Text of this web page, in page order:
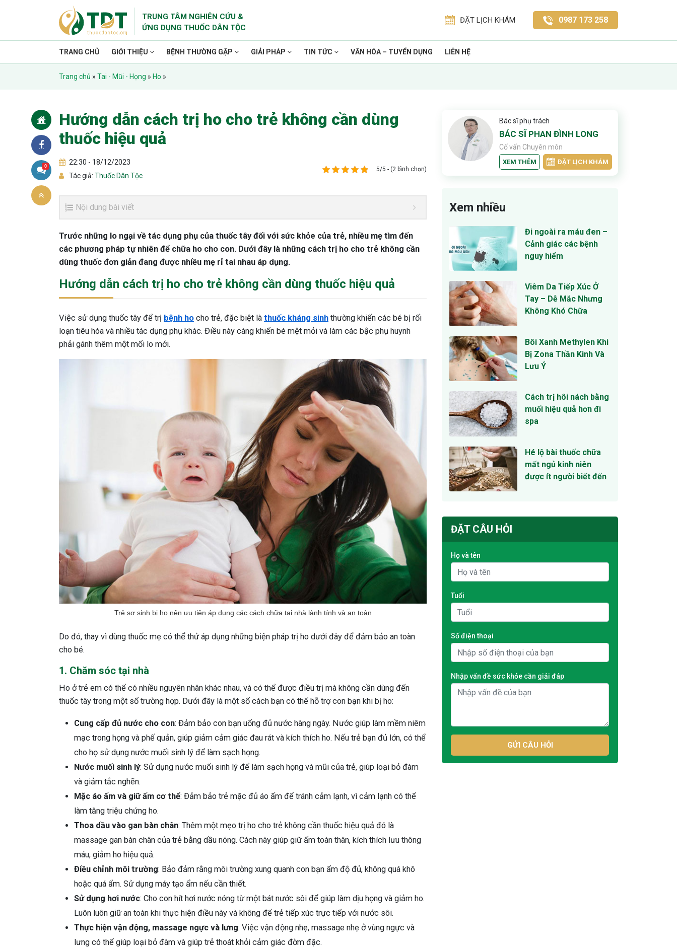
TRUNG TÂM NGHIÊN CỨU &
ỨNG DỤNG THUỐC DÂN TỘC
ĐẶT LỊCH KHÁM 0987 173 258
TRANG CHỦ GIỚI THIỆU BỆNH THƯỜNG GẶP GIẢI PHÁP TIN TỨC VĂN HÓA – TUYỂN DỤNG LIÊN HỆ
Trang chủ » Tai - Mũi - Họng » Ho »
Hướng dẫn cách trị ho cho trẻ không cần dùng
thuốc hiệu quả
22:30 - 18/12/2023
Tác giả: Thuốc Dân Tộc
5/5 - (2 bình chọn)
0
Nội dung bài viết
Trước những lo ngại về tác dụng phụ của thuốc tây đối với sức khỏe của trẻ, nhiều mẹ tìm đến
các phương pháp tự nhiên để chữa ho cho con. Dưới đây là những cách trị ho cho trẻ không cần
dùng thuốc đơn giản đang được nhiều mẹ rỉ tai nhau áp dụng.
Hướng dẫn cách trị ho cho trẻ không cần dùng thuốc hiệu quả
Việc sử dụng thuốc tây để trị bệnh ho cho trẻ, đặc biệt là thuốc kháng sinh thường khiến các bé bị rối
loạn tiêu hóa và nhiều tác dụng phụ khác. Điều này càng khiến bé mệt mỏi và làm các bậc phụ huynh
phải gánh thêm một mối lo mới.
Trẻ sơ sinh bị ho nên ưu tiên áp dụng các cách chữa tại nhà lành tính và an toàn
Do đó, thay vì dùng thuốc mẹ có thể thử áp dụng những biện pháp trị ho dưới đây để đảm bảo an toàn
cho bé.
1. Chăm sóc tại nhà
Ho ở trẻ em có thể có nhiều nguyên nhân khác nhau, và có thể được điều trị mà không cần dùng đến
thuốc tây trong một số trường hợp. Dưới đây là một số cách bạn có thể hỗ trợ con bạn khi bị ho:
Cung cấp đủ nước cho con: Đảm bảo con bạn uống đủ nước hàng ngày. Nước giúp làm mềm niêm
mạc trong họng và phế quản, giúp giảm cảm giác đau rát và kích thích ho. Nếu trẻ bạn đủ lớn, có thể
cho họ sử dụng nước muối sinh lý để làm sạch họng.
Nước muối sinh lý: Sử dụng nước muối sinh lý để làm sạch họng và mũi của trẻ, giúp loại bỏ đàm
và giảm tắc nghẽn.
Mặc áo ấm và giữ ấm cơ thể: Đảm bảo trẻ mặc đủ áo ấm để tránh cảm lạnh, vì cảm lạnh có thể
làm tăng triệu chứng ho.
Thoa dầu vào gan bàn chân: Thêm một mẹo trị ho cho trẻ không cần thuốc hiệu quả đó là
massage gan bàn chân của trẻ bằng dầu nóng. Cách này giúp giữ ấm toàn thân, kích thích lưu thông
máu, giảm ho hiệu quả.
Điều chỉnh môi trường: Bảo đảm rằng môi trường xung quanh con bạn ẩm độ đủ, không quá khô
hoặc quá ẩm. Sử dụng máy tạo ẩm nếu cần thiết.
Sử dụng hơi nước: Cho con hít hơi nước nóng từ một bát nước sôi để giúp làm dịu họng và giảm ho.
Luôn luôn giữ an toàn khi thực hiện điều này và không để trẻ tiếp xúc trực tiếp với nước sôi.
Thực hiện vận động, massage ngực và lưng: Việc vận động nhẹ, massage nhẹ ở vùng ngực và
lưng có thể giúp loại bỏ đàm và giúp trẻ thoát khỏi cảm giác đờm đặc.
Bác sĩ phụ trách
BÁC SĨ PHAN ĐÌNH LONG
Cố vấn Chuyên môn
XEM THÊM ĐẶT LỊCH KHÁM
Xem nhiều
Đi ngoài ra máu đen –
Cảnh giác các bệnh
nguy hiểm
Viêm Da Tiếp Xúc Ở
Tay – Dễ Mắc Nhưng
Không Khó Chữa
Bôi Xanh Methylen Khi
Bị Zona Thần Kinh Và
Lưu Ý
Cách trị hôi nách bằng
muối hiệu quả hơn đi
spa
Hé lộ bài thuốc chữa
mất ngủ kinh niên
được ít người biết đến
ĐẶT CÂU HỎI
Họ và tên
Tuổi
Số điện thoại
Nhập vấn đề sức khỏe cần giải đáp
GỬI CÂU HỎI